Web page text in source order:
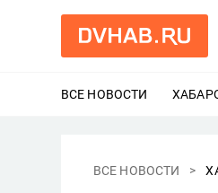
ВСЕ НОВОСТИ
ВСЕ НОВОСТИ